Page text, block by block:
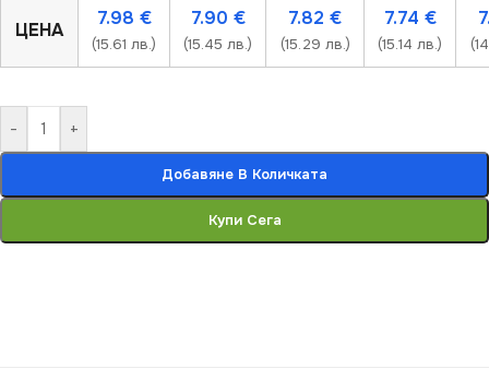
ЦЕНА
7.98 €
(15.61 лв.)
7.90 €
(15.45 лв.)
7.82 €
(15.29 лв.)
7.74 €
(15.14 лв.)
- +
Добавяне В Количката
Купи Сега